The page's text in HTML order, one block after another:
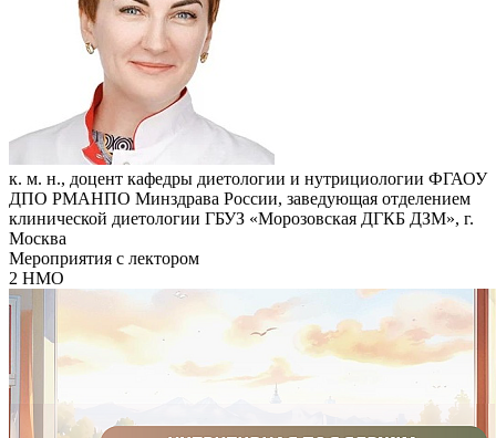
к. м. н., доцент кафедры диетологии и нутрициологии ФГАОУ
ДПО РМАНПО Минздрава России, заведующая отделением
клинической диетологии ГБУЗ «Морозовская ДГКБ ДЗМ», г.
Москва
Мероприятия с лектором
2 НМО